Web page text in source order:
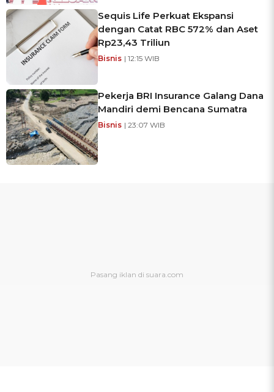
Sequis Life Perkuat Ekspansi
dengan Catat RBC 572% dan Aset
Rp23,43 Triliun
Bisnis | 12:15 WIB
Pekerja BRI Insurance Galang Dana
Mandiri demi Bencana Sumatra
Bisnis | 23:07 WIB